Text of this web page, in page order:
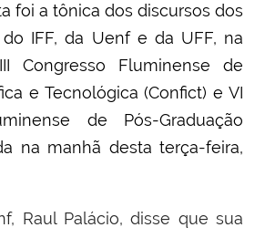
foi a tônica dos discursos dos
IFF, da Uenf e da UFF, na
Congresso Fluminense de
e Tecnológica (Confict) e VI
de Pós-Graduação
na manhã desta terça-feira,
Raul Palácio, disse que sua